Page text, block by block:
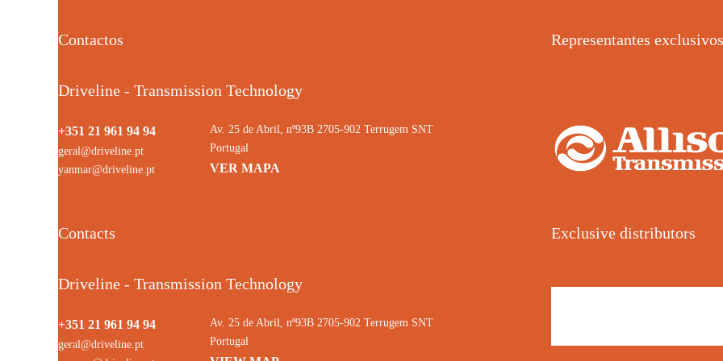
Contactos
Driveline - Transmission Technology
+351 21 961 94 94
geral@driveline.pt
yanmar@driveline.pt
Av. 25 de Abril, nº93B 2705-902 Terrugem SNT
Portugal
VER MAPA
Representantes exclusivos
Contacts
Driveline - Transmission Technology
+351 21 961 94 94
geral@driveline.pt
Av. 25 de Abril, nº93B 2705-902 Terrugem SNT
Portugal
Exclusive distributors